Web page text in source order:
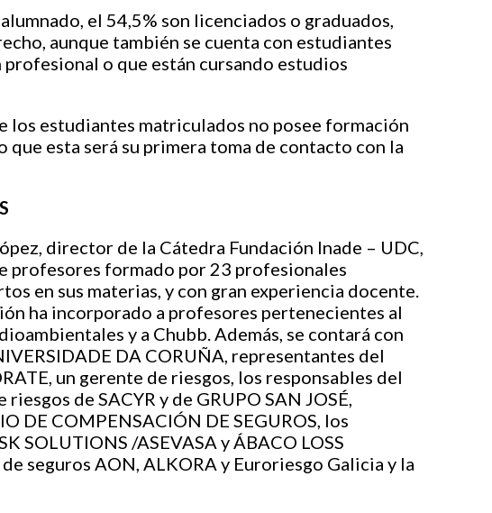
el 54,5% son licenciados o graduados,
aunque también se cuenta con estudiantes
o que están cursando estudios
los estudiantes matriculados no posee formación
que esta será su primera toma de contacto con la
director de la Cátedra Fundación Inade – UDC,
profesores formado por 23 profesionales
en sus materias, y con gran experiencia docente.
ha incorporado a profesores pertenecientes al
y a Chubb. Además, se contará con
DA CORUÑA, representantes del
un gerente de riesgos, los responsables del
de SACYR y de GRUPO SAN JOSÉ,
DE COMPENSACIÓN DE SEGUROS, los
SOLUTIONS /ASEVASA y ÁBACO LOSS
seguros AON, ALKORA y Euroriesgo Galicia y la